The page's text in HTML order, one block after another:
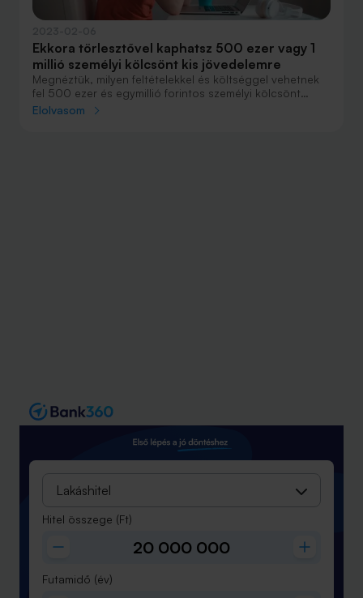
Ekkora törlesztővel kaphatsz 500 ezer vagy 1
millió személyi kölcsönt kis jövedelemre
Megnéztük, milyen feltételekkel és költséggel vehetnek
fel 500 ezer és egymillió forintos személyi kölcsönt
azok, akik a váratlan pénzügyi problémáikat a
Elolvasom
Lakáshitel
Hitel összege (Ft)
Futamidő (év)